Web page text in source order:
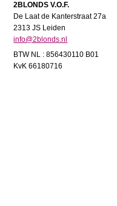
2BLONDS V.O.F.
De Laat de Kanterstraat 27a
2313 JS Leiden
info@2blonds.nl
BTW NL : 856430110 B01
KvK 66180716